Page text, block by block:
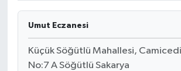
Umut Eczanesi
Küçük Söğütlü Mahallesi,
No:7 A Söğütlü Sakarya
GÖLMARMARA
ŞEHZADELER
LIFE